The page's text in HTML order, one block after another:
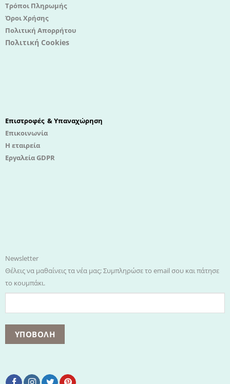
Τρόποι Πληρωμής
Όροι Χρήσης
Πολιτική Απορρήτου
Πολιτική Cookies
Επιστροφές & Υπαναχώρηση
Επικοινωνία
Η εταιρεία
Εργαλεία GDPR
Newsletter
Θέλεις να μαθαίνεις τα νέα μας; Συμπληρώσε το email σου και πάτησε
το κουμπάκι.